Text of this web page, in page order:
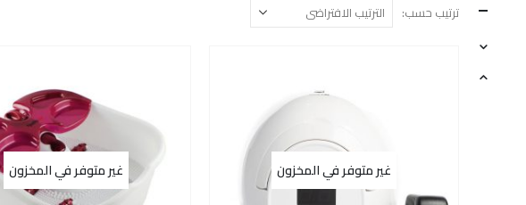
ترتيب حسب:
غير متوفر في المخزون غير متوفر في المخزون